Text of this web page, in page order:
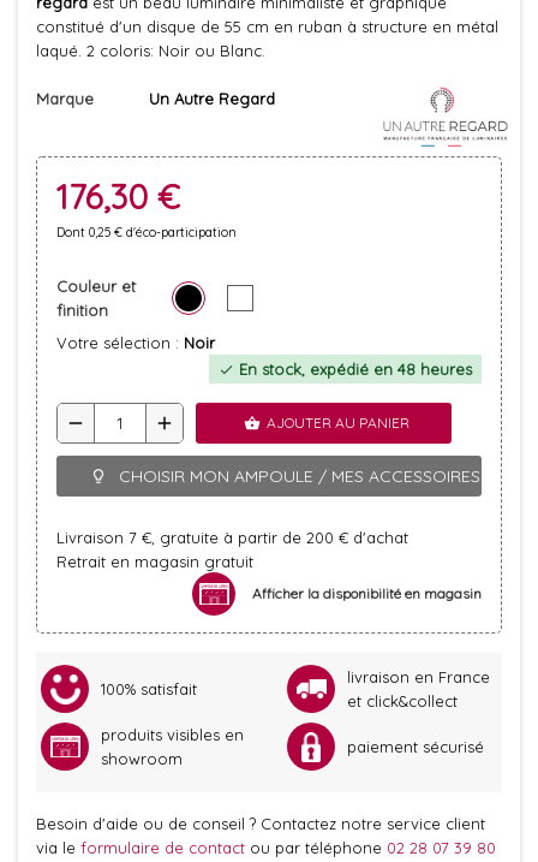
constitué d'un disque de 55 cm en ruban à structure en métal
laqué. 2 coloris: Noir ou Blanc.
Marque Un Autre Regard
176,30 €
Dont 0,25 € d'éco-participation
Couleur et
finition
Votre sélection : Noir
check En stock, expédié en 48 heures
remove add shopping_basket AJOUTER AU PANIER
lightbulb_outline CHOISIR MON AMPOULE / MES ACCESSOIRES
Livraison 7 €, gratuite à partir de 200 € d'achat
Retrait en magasin gratuit
Afficher la disponibilité en magasin
100% satisfait
livraison en France
et click&collect
produits visibles en
showroom
paiement sécurisé
Besoin d'aide ou de conseil ? Contactez notre service client
via le formulaire de contact ou par téléphone 02 28 07 39 80